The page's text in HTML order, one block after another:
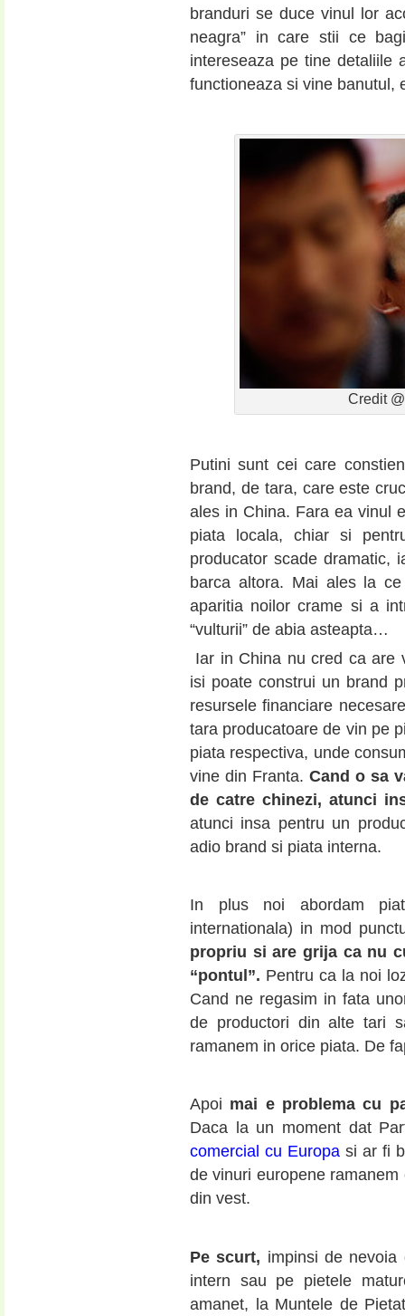
branduri se duce vinul lor
neagra” in care stii ce
intereseaza pe tine detaliile
functioneaza si vine
Credit
Putini sunt cei care
brand, de tara, care este
ales in China. Fara ea vinul
piata locala, chiar si
producator scade dramatic,
barca altora. Mai ales la
aparitia noilor crame si a
“vulturii” de abia asteapta…
Iar in China nu cred ca are
isi poate construi un brand
resursele financiare
tara producatoare de vin pe
piata respectiva, unde
vine din Franta. Cand o sa
de catre chinezi, atunci
atunci insa pentru un
adio brand si piata interna.
In plus noi abordam
internationala) in mod
propriu si are grija ca nu
“pontul”. Pentru ca la noi
Cand ne regasim in fata
de productori din alte tari
ramanem in orice piata. De
Apoi mai e problema cu
Daca la un moment dat
comercial cu Europa si ar fi
de vinuri europene
din vest.
Pe scurt, impinsi de
intern sau pe pietele
amanet, la Muntele de